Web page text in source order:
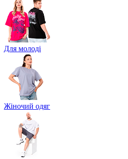
Для молоді
Жіночий одяг